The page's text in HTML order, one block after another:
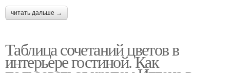
читать дальше →
Таблица сочетаний цветов в
интерьере гостиной. Как